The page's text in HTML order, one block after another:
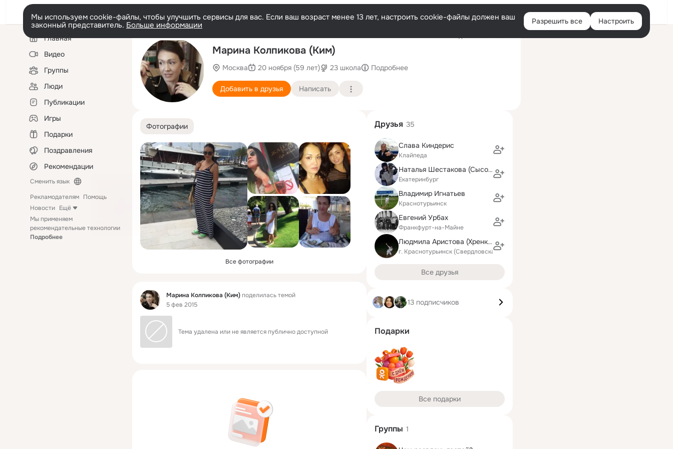
Войти
Мы используем cookie-файлы, чтобы улучшить сервисы для вас. Если ваш возраст менее 13 лет, настроить cookie-файлы должен ваш
законный представитель. Больше информации Разрешить все Настроить
Левая
колонкаГлавная
Видео
Группы
Люди
Публикации
Игры
Подарки
Поздравления
Рекомендации
Сменить язык
Рекламодателям Помощь
Новости Ещё
Мы применяем
рекомендательные технологии
Подробнее
Марина Колпикова (Ким)
Москва 20 ноября (59 лет) 23 школа Подробнее
Добавить в друзья Написать
Фотографии
Все фотографии
Фид Марина Колпикова (Ким)поделилась темой
5 фев 2015
Тема удалена или не является публично доступной
Друзья 35
Слава Киндерис
Клайпеда
Наталья Шестакова (Сысоева)
Екатеринбург
Владимир Игнатьев
Краснотурьинск
Евгений Урбах
Франкфурт-на-Майне
Людмила Аристова (Хренкова)
г. Краснотурьинск (Свердловская область)
Все друзья
13 подписчиков
Подарки
Все подарки
Группы 1